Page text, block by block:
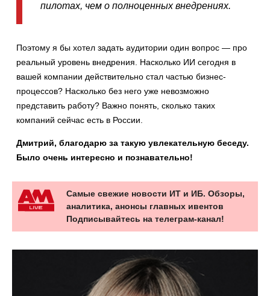
пилотах, чем о полноценных внедрениях.
Поэтому я бы хотел задать аудитории один вопрос — про
реальный уровень внедрения. Насколько ИИ сегодня в
вашей компании действительно стал частью бизнес-
процессов? Насколько без него уже невозможно
представить работу? Важно понять, сколько таких
компаний сейчас есть в России.
Дмитрий, благодарю за такую увлекательную беседу.
Было очень интересно и познавательно!
Самые свежие новости ИТ и ИБ. Обзоры,
аналитика, анонсы главных ивентов
Подписывайтесь на телеграм-канал!